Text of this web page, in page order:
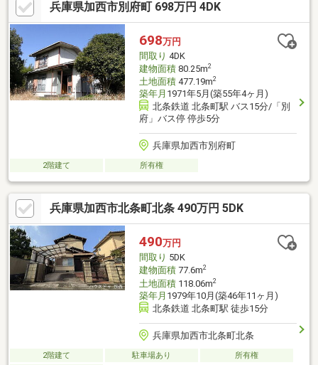
兵庫県加西市別府町 698万円 4DK
698万円
間取り 4DK
建物面積80.25m2
土地面積477.19m2
築年月 1971年5月(築55年4ヶ月)
北条鉄道 北条町駅 バス15分/「別
府」バス停 停歩5分
兵庫県加西市別府町
2階建て 所有権
兵庫県加西市北条町北条 490万円 5DK
490万円
間取り 5DK
建物面積77.6m2
土地面積118.06m2
築年月 1979年10月(築46年11ヶ月)
北条鉄道 北条町駅 徒歩15分
兵庫県加西市北条町北条
2階建て 駐車場あり
所有権